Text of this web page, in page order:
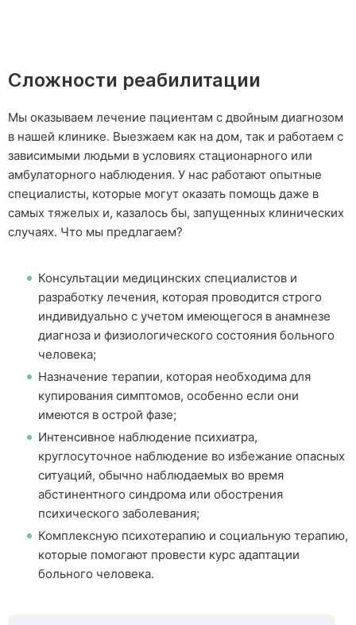
Сложности реабилитации
Мы оказываем лечение пациентам с двойным диагнозом
в нашей клинике. Выезжаем как на дом, так и работаем с
зависимыми людьми в условиях стационарного или
амбулаторного наблюдения. У нас работают опытные
специалисты, которые могут оказать помощь даже в
самых тяжелых и, казалось бы, запущенных клинических
случаях. Что мы предлагаем?
Консультации медицинских специалистов и
разработку лечения, которая проводится строго
индивидуально с учетом имеющегося в анамнезе
диагноза и физиологического состояния больного
человека;
Назначение терапии, которая необходима для
купирования симптомов, особенно если они
имеются в острой фазе;
Интенсивное наблюдение психиатра,
круглосуточное наблюдение во избежание опасных
ситуаций, обычно наблюдаемых во время
абстинентного синдрома или обострения
психического заболевания;
Комплексную психотерапию и социальную терапию,
которые помогают провести курс адаптации
больного человека.
ОСТАВИТЬ ЗАЯВКУ
политикой конфиденциальности
ОСТАВИТЬ ЗАЯВКУ
политикой конфиденциальности